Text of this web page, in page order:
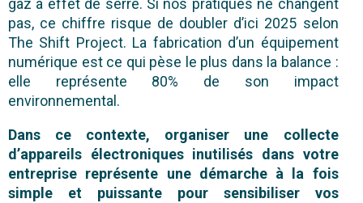
gaz à effet de serre. Si nos pratiques ne changent
pas, ce chiffre risque de doubler d’ici 2025 selon
The Shift Project. La fabrication d’un équipement
numérique est ce qui pèse le plus dans la balance :
elle représente 80% de son impact
environnemental.
Dans ce contexte, organiser une collecte
d’appareils électroniques inutilisés dans votre
entreprise représente une démarche à la fois
simple et puissante pour sensibiliser vos